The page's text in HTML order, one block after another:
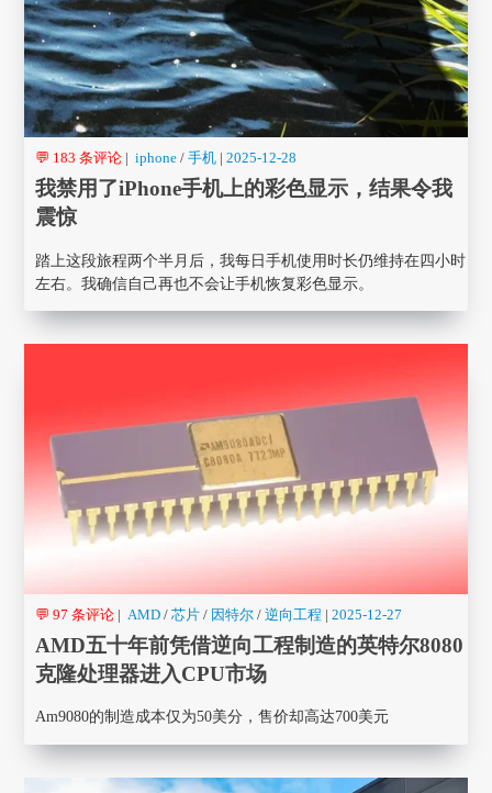
💬 183 条评论 | iphone / 手机 |2025-12-28
我禁用了iPhone手机上的彩色显示，结果令我
震惊
踏上这段旅程两个半月后，我每日手机使用时长仍维持在四小时
左右。我确信自己再也不会让手机恢复彩色显示。
💬 97 条评论 | AMD / 芯片 / 因特尔 / 逆向工程 |2025-12-27
AMD五十年前凭借逆向工程制造的英特尔8080
克隆处理器进入CPU市场
Am9080的制造成本仅为50美分，售价却高达700美元